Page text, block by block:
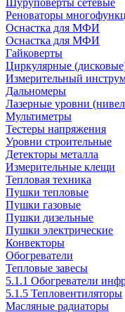
Шуруповерты сетевые
Реноваторы
Оснастка для МФИ
Оснастка для МФИ
Гайковерты
Циркулярные
Измерительный
Дальномеры
Лазерные уровни
Мультиметры
Тестеры напряжения
Уровни строительные
Детекторы металла
Измерительные клещи
Тепловая техника
Пушки тепловые
Пушки газовые
Пушки дизельные
Пушки электрические
Конвекторы
Обогреватели
Тепловые завесы
5.1.1 Обогреватели
5.1.5 Тепловентиляторы
Масляные радиаторы